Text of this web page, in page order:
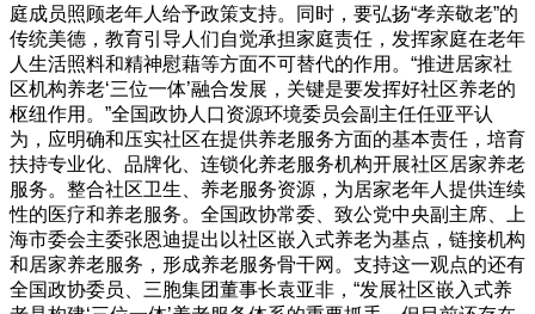
庭成员照顾老年人给予政策支持。同时，要弘扬“孝亲敬老”的
传统美德，教育引导人们自觉承担家庭责任，发挥家庭在老年
人生活照料和精神慰藉等方面不可替代的作用。“推进居家社
区机构养老‘三位一体’融合发展，关键是要发挥好社区养老的
枢纽作用。”全国政协人口资源环境委员会副主任任亚平认
为，应明确和压实社区在提供养老服务方面的基本责任，培育
扶持专业化、品牌化、连锁化养老服务机构开展社区居家养老
服务。整合社区卫生、养老服务资源，为居家老年人提供连续
性的医疗和养老服务。全国政协常委、致公党中央副主席、上
海市委会主委张恩迪提出以社区嵌入式养老为基点，链接机构
和居家养老服务，形成养老服务骨干网。支持这一观点的还有
全国政协委员、三胞集团董事长袁亚非，“发展社区嵌入式养